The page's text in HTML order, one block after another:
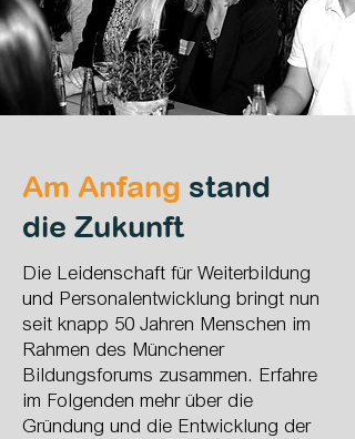
Am Anfang stand
die Zukunft
Die Leidenschaft für Weiterbildung
und Personalentwicklung bringt nun
seit knapp 50 Jahren Menschen im
Rahmen des Münchener
Bildungsforums zusammen. Erfahre
im Folgenden mehr über die
Gründung und die Entwicklung der